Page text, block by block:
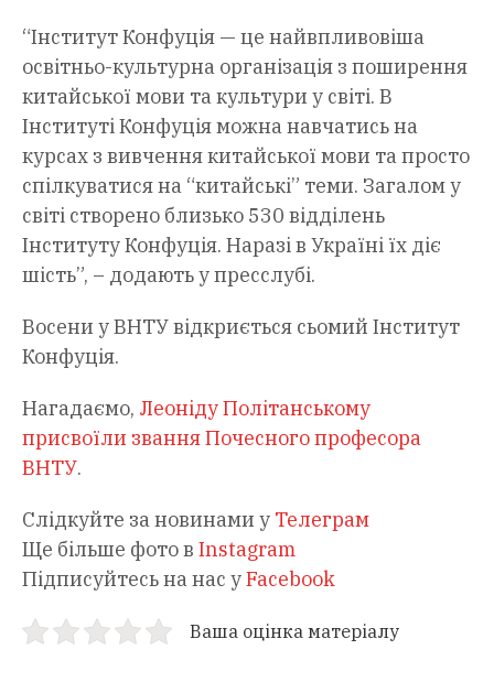
“Інститут Конфуція — це найвпливовіша
освітньо-культурна організація з поширення
китайської мови та культури у світі. В
Інституті Конфуція можна навчатись на
курсах з вивчення китайської мови та просто
спілкуватися на “китайські” теми. Загалом у
світі створено близько 530 відділень
Інституту Конфуція. Наразі в Україні їх діє
шість”, – додають у пресслубі.
Восени у ВНТУ відкриється сьомий Інститут
Конфуція.
Нагадаємо, Леоніду Політанському
присвоїли звання Почесного професора
ВНТУ.
Слідкуйте за новинами у Телеграм
Ще більше фото в Instagram
Підписуйтесь на нас уFacebook
Ваша оцінка матеріалу